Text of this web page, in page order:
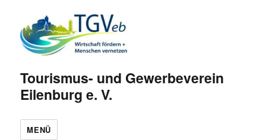
Tourismus- und Gewerbeverein
Eilenburg e. V.
MENÜ